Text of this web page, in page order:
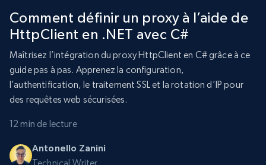
Comment définir un proxy à l’aide de
HttpClient en .NET avec C#
Maîtrisez l’intégration du proxy HttpClient en C# grâce à ce
guide pas à pas. Apprenez la configuration,
l’authentification, le traitement SSL et la rotation d’IP pour
des requêtes web sécurisées.
12 min de lecture
Antonello Zanini